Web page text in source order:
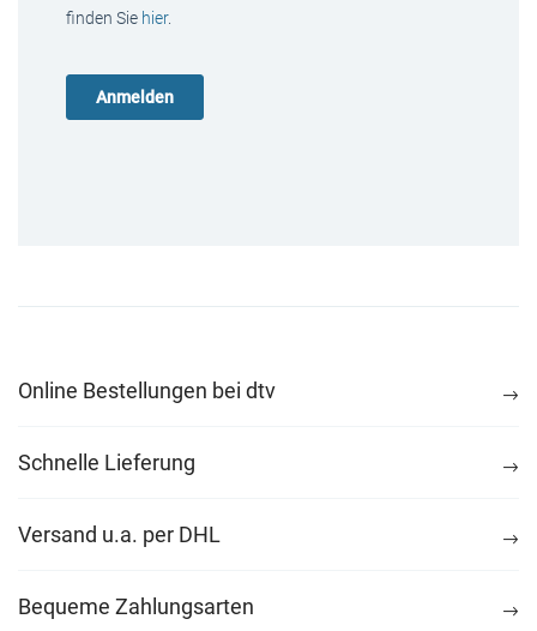
finden Sie hier.
Online Bestellungen bei dtv
Schnelle Lieferung
Versand u.a. per DHL
Bequeme Zahlungsarten